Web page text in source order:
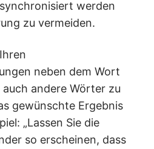
werden
zu vermeiden.
neben dem Wort
auch andere Wörter zu
gewünschte Ergebnis
„Lassen Sie die
so erscheinen, dass